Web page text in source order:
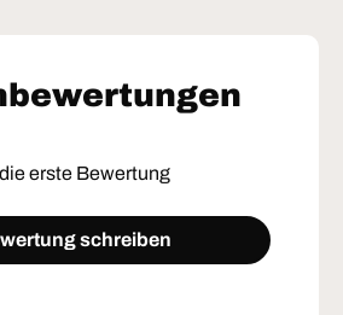
erste Bewertung
schreiben